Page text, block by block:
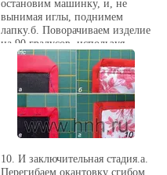
остановим машинку, и, не
вынимая иглы, поднимем
лапку.б. Поворачиваем изделие
на 90 градусов, используя
иглу, как ось поворота.в.
Стараясь не сдвинуть изделие,
аккуратно поднимаем иглу в
верхнее положение, правой
рукой немного вытянем нитку
из иголки. Левой фиксируем
изделие на месте.г. При
перекладываем уголок на
10. И заключительная стадия.а.
Перегибаем окантовку сгибом